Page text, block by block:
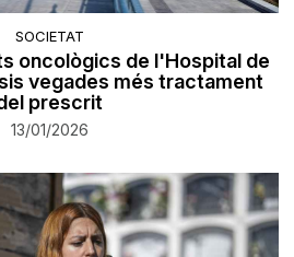
SOCIETAT
oncològics de l'Hospital de
vegades més tractament
prescrit
13/01/2026